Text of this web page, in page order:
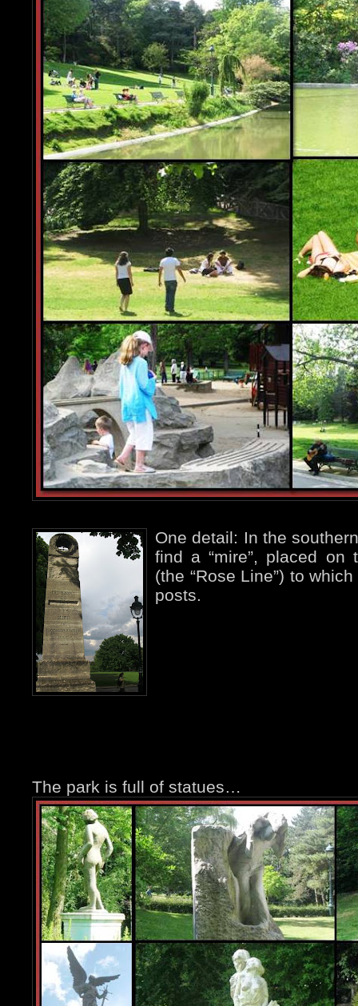
One detail: In the
find a “mire”, placed on
(the “Rose Line”) to
posts.
The park is full of statues…